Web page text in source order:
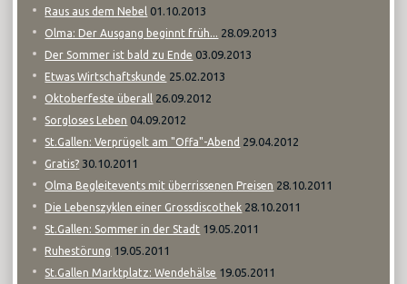
Raus aus dem Nebel 01.10.2013
Olma: Der Ausgang beginnt früh... 28.09.2013
Der Sommer ist bald zu Ende 03.09.2013
Etwas Wirtschaftskunde 25.02.2013
Oktoberfeste überall 26.09.2012
Sorgloses Leben 04.09.2012
St.Gallen: Verprügelt am "Offa"-Abend 29.04.2012
Gratis? 30.10.2011
Olma Begleitevents mit überrissenen Preisen 28.10.2011
Die Lebenszyklen einer Grossdiscothek 28.10.2011
St.Gallen: Sommer in der Stadt 19.05.2011
Ruhestörung 19.05.2011
St.Gallen Marktplatz: Wendehälse 19.05.2011